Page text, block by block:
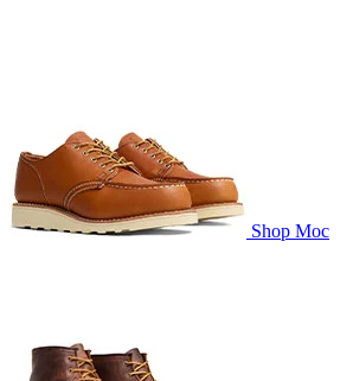
Shop Moc